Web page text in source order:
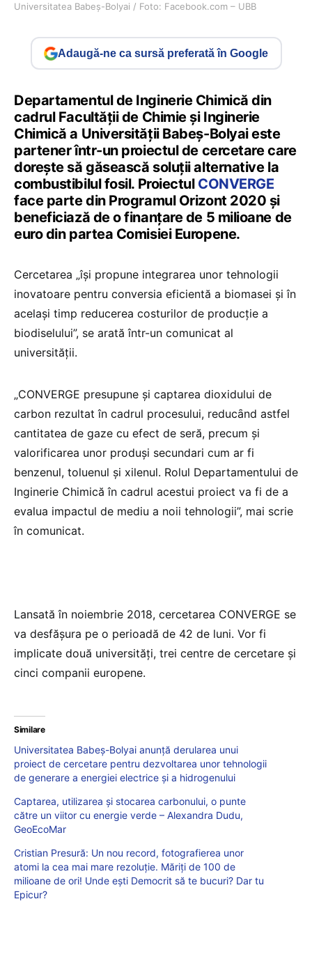
Universitatea Babeș-Bolyai / Foto: Facebook.com – UBB
Adaugă-ne ca sursă preferată în Google
Departamentul de Inginerie Chimică din
cadrul Facultății de Chimie şi Inginerie
Chimică a Universității Babeş-Bolyai este
partener într-un proiectul de cercetare care
dorește să găsească soluții alternative la
combustibilul fosil. Proiectul CONVERGE
face parte din Programul Orizont 2020 și
beneficiază de o finanțare de 5 milioane de
euro din partea Comisiei Europene.
Cercetarea „îşi propune integrarea unor tehnologii
inovatoare pentru conversia eficientă a biomasei şi în
acelaşi timp reducerea costurilor de producție a
biodiselului”, se arată într-un comunicat al
universității.
„CONVERGE presupune şi captarea dioxidului de
carbon rezultat în cadrul procesului, reducȃnd astfel
cantitatea de gaze cu efect de seră, precum şi
valorificarea unor produşi secundari cum ar fi
benzenul, toluenul şi xilenul. Rolul Departamentului de
Inginerie Chimică în cadrul acestui proiect va fi de a
evalua impactul de mediu a noii tehnologii”, mai scrie
în comunicat.
Lansată în noiembrie 2018, cercetarea CONVERGE se
va desfăşura pe o perioadă de 42 de luni. Vor fi
implicate două universități, trei centre de cercetare și
cinci companii europene.
Similare
Universitatea Babeș-Bolyai anunță derularea unui
proiect de cercetare pentru dezvoltarea unor tehnologii
de generare a energiei electrice și a hidrogenului
Captarea, utilizarea și stocarea carbonului, o punte
către un viitor cu energie verde – Alexandra Dudu,
GeoEcoMar
Cristian Presură: Un nou record, fotografierea unor
atomi la cea mai mare rezoluție. Măriți de 100 de
milioane de ori! Unde ești Democrit să te bucuri? Dar tu
Epicur?